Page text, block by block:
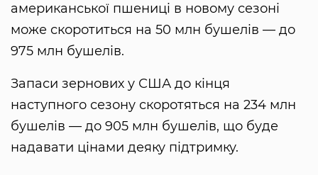
американської пшениці в новому сезоні
може скоротиться на 50 млн бушелів — до
975 млн бушелів.
Запаси зернових у США до кінця
наступного сезону скоротяться на 234 млн
бушелів — до 905 млн бушелів, що буде
надавати цінами деяку підтримку.